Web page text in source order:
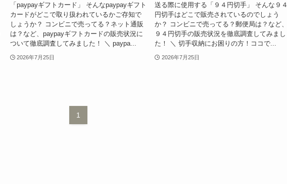
「paypayギフトカード」 そんなpaypayギフト
カードがどこで取り扱われているかご存知で
しょうか？ コンビニで売ってる？ネット通販
は？など、paypayギフトカードの販売状況に
ついて徹底調査してみました！ ＼ paypa...
2026年7月25日
送る際に使用する「９４円切手」 そんな９４
円切手はどこで販売されているのでしょう
か？ コンビニで売ってる？郵便局は？など、
９４円切手の販売状況を徹底調査してみまし
た！ ＼ 切手収納にお困りの方！ココで...
2026年7月25日
1